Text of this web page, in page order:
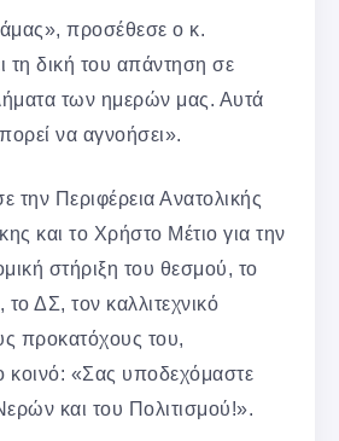
προσέθεσε ο κ.
τη δική του απάντηση σε
των ημερών μας. Αυτά
να αγνοήσει».
την Περιφέρεια Ανατολικής
και το Χρήστο Μέτιο για την
στήριξη του θεσμού, το
ΔΣ, τον καλλιτεχνικό
προκατόχους του,
κοινό: «Σας υποδεχόμαστε
και του Πολιτισμού!».